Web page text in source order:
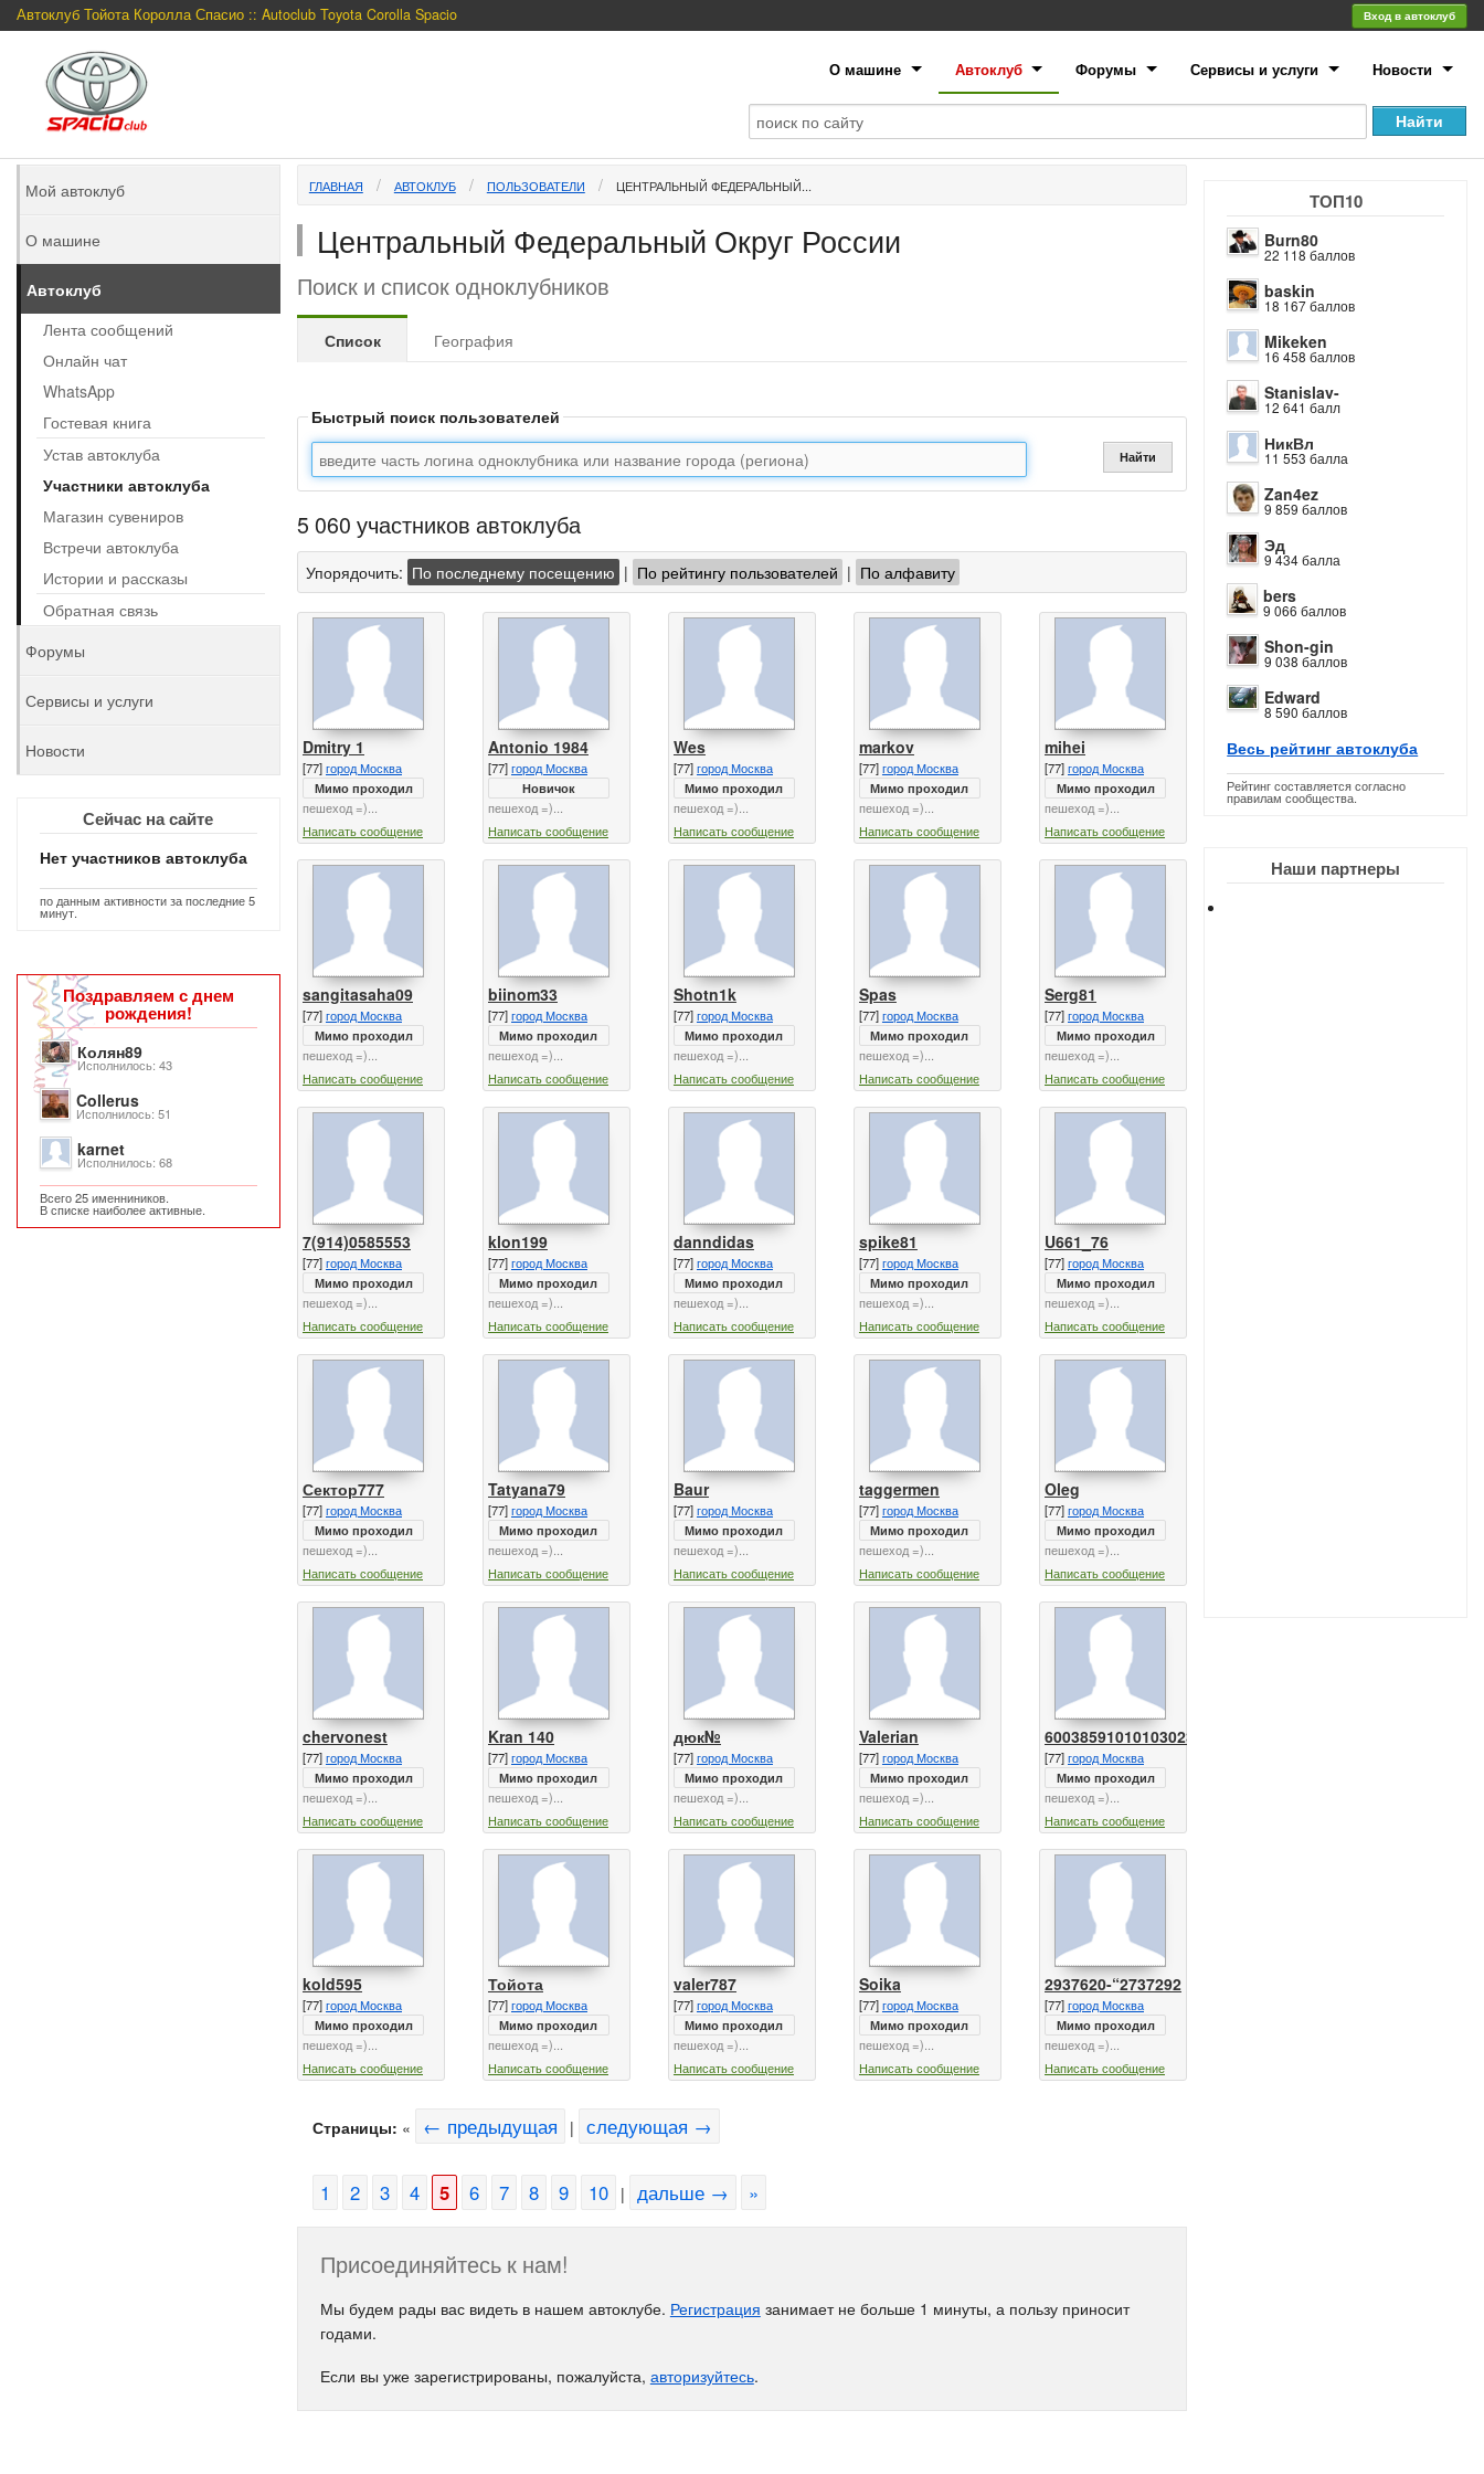
Автоклуб Тойота Королла Спасио :: Autoclub Toyota Corolla Spacio Вход в автоклуб
О машине Автоклуб Форумы Сервисы и услуги Новости
ТОП10
Burn80
22 118 баллов
baskin
18 167 баллов
Mikeken
16 458 баллов
Stanislav-
12 641 балл
НикВл
11 553 балла
Zan4ez
9 859 баллов
Эд
9 434 балла
bers
9 066 баллов
Shon-gin
9 038 баллов
Edward
8 590 баллов
Весь рейтинг автоклуба
Рейтинг составляется согласно
правилам сообщества.
Наши партнеры
ГЛАВНАЯ АВТОКЛУБ ПОЛЬЗОВАТЕЛИ ЦЕНТРАЛЬНЫЙ ФЕДЕРАЛЬНЫЙ...
Центральный Федеральный Округ России
Поиск и список одноклубников
Список География
Быстрый поиск пользователей
Найти
5 060 участников автоклуба
Упорядочить: По последнему посещению | По рейтингу пользователей | По алфавиту
Dmitry 1
[77]город Москва
Мимо проходил
пешеход =)...
Написать сообщение
Antonio 1984
[77]город Москва
Новичок
пешеход =)...
Написать сообщение
Wes
[77]город Москва
Мимо проходил
пешеход =)...
Написать сообщение
markov
[77]город Москва
Мимо проходил
пешеход =)...
Написать сообщение
mihei
[77]город Москва
Мимо проходил
пешеход =)...
Написать сообщение
sangitasaha09
[77]город Москва
Мимо проходил
пешеход =)...
Написать сообщение
biinom33
[77]город Москва
Мимо проходил
пешеход =)...
Написать сообщение
Shotn1k
[77]город Москва
Мимо проходил
пешеход =)...
Написать сообщение
Spas
[77]город Москва
Мимо проходил
пешеход =)...
Написать сообщение
Serg81
[77]город Москва
Мимо проходил
пешеход =)...
Написать сообщение
7(914)0585553
[77]город Москва
Мимо проходил
пешеход =)...
Написать сообщение
klon199
[77]город Москва
Мимо проходил
пешеход =)...
Написать сообщение
danndidas
[77]город Москва
Мимо проходил
пешеход =)...
Написать сообщение
spike81
[77]город Москва
Мимо проходил
пешеход =)...
Написать сообщение
U661_76
[77]город Москва
Мимо проходил
пешеход =)...
Написать сообщение
Сектор777
[77]город Москва
Мимо проходил
пешеход =)...
Написать сообщение
Tatyana79
[77]город Москва
Мимо проходил
пешеход =)...
Написать сообщение
Baur
[77]город Москва
Мимо проходил
пешеход =)...
Написать сообщение
taggermen
[77]город Москва
Мимо проходил
пешеход =)...
Написать сообщение
Oleg
[77]город Москва
Мимо проходил
пешеход =)...
Написать сообщение
chervonest
[77]город Москва
Мимо проходил
пешеход =)...
Написать сообщение
Kran 140
[77]город Москва
Мимо проходил
пешеход =)...
Написать сообщение
дюк№
[77]город Москва
Мимо проходил
пешеход =)...
Написать сообщение
Valerian
[77]город Москва
Мимо проходил
пешеход =)...
Написать сообщение
600385910101030235
[77]город Москва
Мимо проходил
пешеход =)...
Написать сообщение
kold595
[77]город Москва
Мимо проходил
пешеход =)...
Написать сообщение
Тойота
[77]город Москва
Мимо проходил
пешеход =)...
Написать сообщение
valer787
[77]город Москва
Мимо проходил
пешеход =)...
Написать сообщение
Soika
[77]город Москва
Мимо проходил
пешеход =)...
Написать сообщение
2937620-“2737292
[77]город Москва
Мимо проходил
пешеход =)...
Написать сообщение
Страницы: « ← предыдущая | следующая →
1 2 3 4 5 6 7 8 9 10 | дальше → »
Присоединяйтесь к нам!
Мы будем рады вас видеть в нашем автоклубе. Регистрация занимает не больше 1 минуты, а пользу приносит
годами.
Если вы уже зарегистрированы, пожалуйста, авторизуйтесь.
Мой автоклуб
О машине
Автоклуб
Лента сообщений
Онлайн чат
WhatsApp
Гостевая книга
Устав автоклуба
Участники автоклуба
Магазин сувениров
Встречи автоклуба
Истории и рассказы
Обратная связь
Форумы
Сервисы и услуги
Новости
Сейчас на сайте
Нет участников автоклуба
по данным активности за последние 5
минут.
Поздравляем с днем
рождения!
Колян89
Исполнилось: 43
Collerus
Исполнилось: 51
karnet
Исполнилось: 68
Всего 25 именниников.
В списке наиболее активные.